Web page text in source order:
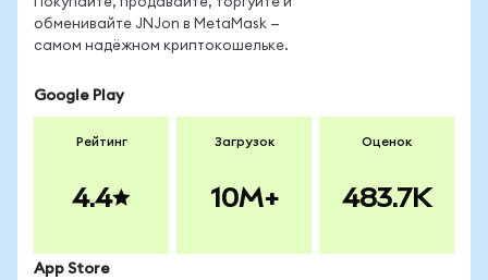
обменивайте JNJon в MetaMask —
самом надёжном криптокошельке.
Google Play
Рейтинг
4.4
Загрузок
10M+
Оценок
483.7K
App Store